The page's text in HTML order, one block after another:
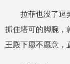
拉菲也没了逗
抓住塔可的脚腕，
王殿下愿不愿意，